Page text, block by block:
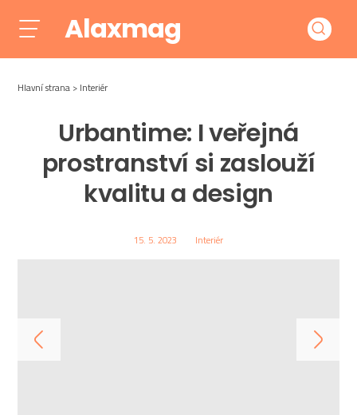
Alaxmag
Hlavní strana Interiér
Urbantime: I veřejná
prostranství si zaslouží
kvalitu a design
15. 5. 2023 Interiér